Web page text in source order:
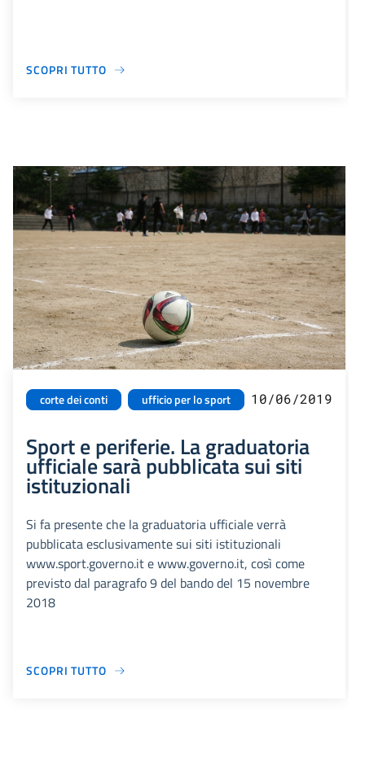
SCOPRI TUTTO
corte dei conti ufficio per lo sport 10/06/2019
Sport e periferie. La graduatoria
ufficiale sarà pubblicata sui siti
istituzionali
Si fa presente che la graduatoria ufficiale verrà
pubblicata esclusivamente sui siti istituzionali
www.sport.governo.it e www.governo.it, così come
previsto dal paragrafo 9 del bando del 15 novembre
2018
SCOPRI TUTTO